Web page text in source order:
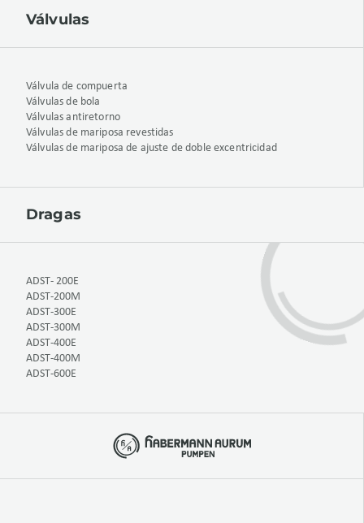
Válvulas
Válvula de compuerta
Válvulas de bola
Válvulas antiretorno
Válvulas de mariposa revestidas
Válvulas de mariposa de ajuste de doble excentricidad
Dragas
ADST- 200E
ADST-200M
ADST-300E
ADST-300M
ADST-400E
ADST-400M
ADST-600E